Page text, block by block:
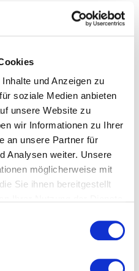
und Anzeigen zu
soziale Medien anbieten
unsere Website zu
wir Informationen zu Ihrer
an unsere Partner für
Analysen weiter. Unsere
möglicherweise mit
Sie ihnen bereitgestellt
der
(erweiterte)
offen.
braucht man für
Master) benötigen
Matura plus
können auf dem Sur-
Voraussetzung.